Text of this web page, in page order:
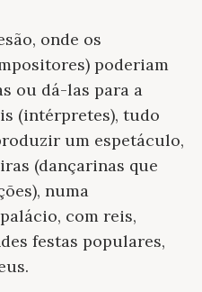
onde os
poderiam
ou dá-las para a
(intérpretes), tudo
um espetáculo,
(dançarinas que
numa
com reis,
festas populares,